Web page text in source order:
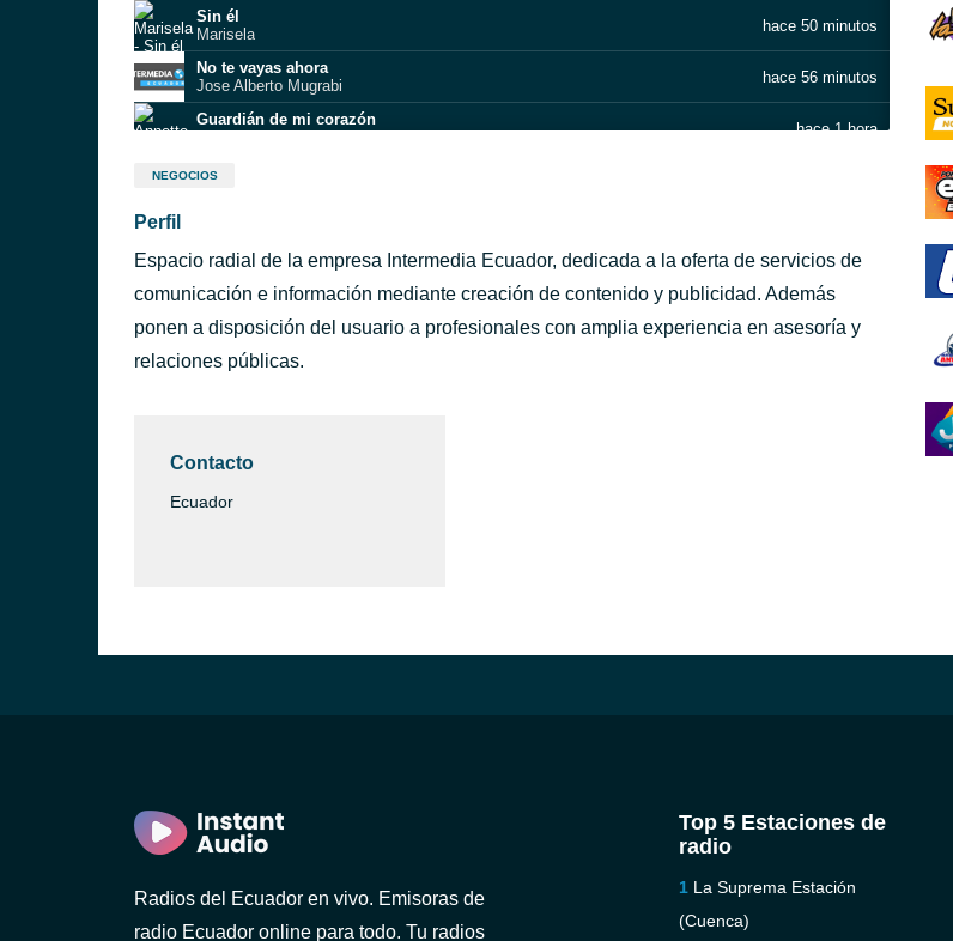
Sin él
Marisela
hace 50 minutos
No te vayas ahora
Jose Alberto Mugrabi
hace 56 minutos
Guardián de mi corazón
hace 1 hora
Abrazame
Tercer Mundo
hace 1 hora
Un Toque de Locura
José Luis Rodríguez
hace 1 hora
NEGOCIOS
Perfil
Espacio radial de la empresa Intermedia Ecuador, dedicada a la oferta de servicios de
comunicación e información mediante creación de contenido y publicidad. Además
ponen a disposición del usuario a profesionales con amplia experiencia en asesoría y
relaciones públicas.
Contacto
Ecuador
Radios del Ecuador en vivo. Emisoras de
radio Ecuador online para todo. Tu radios
Top 5 Estaciones de
radio
La Suprema Estación
(Cuenca)